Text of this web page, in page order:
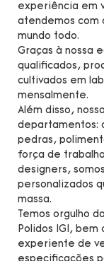
experiência em
atendemos com
mundo todo.
Graças à nossa
qualificados,
cultivados em
mensalmente.
Além disso,
departamentos:
pedras,
força de
designers,
personalizados
massa.
Temos orgulho
Polidos IGI,
experiente de